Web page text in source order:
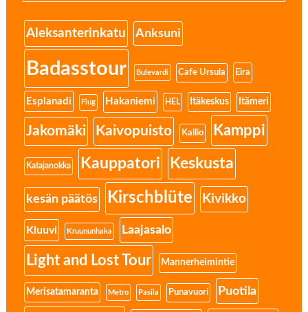
Aleksanterinkatu Anksuni
Badasstour Bulevardi Cafe Ursula Eira
Esplanadi Flug Hakaniemi HEL Itäkeskus Itämeri
Jakomäki Kaivopuisto Kallio Kamppi
Katajanokka Kauppatori Keskusta
kesän päätös Kirschblüte Kivikko
Kluuvi Kruununhaka Laajasalo
Light and Lost Tour Mannerheimintie
Merisatamaranta Metro Pasila Punavuori Puotila